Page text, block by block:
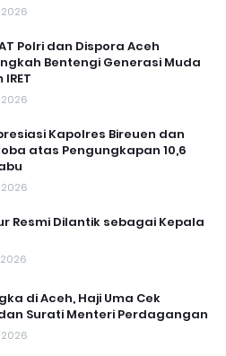
Polri dan Dispora Aceh
Bentengi Generasi Muda
Kapolres Bireuen dan
atas Pengungkapan 10,6
Resmi Dilantik sebagai Kepala
di Aceh, Haji Uma Cek
Surati Menteri Perdagangan